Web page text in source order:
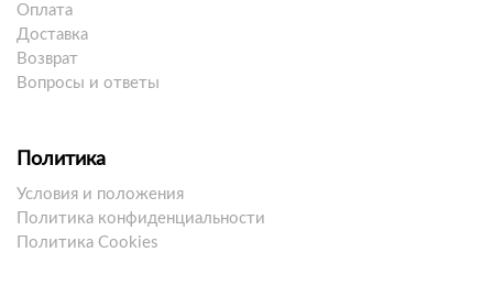
Оплата
Доставка
Возврат
Вопросы и ответы
Политика
Условия и положения
Политика конфиденциальности
Политика Cookies